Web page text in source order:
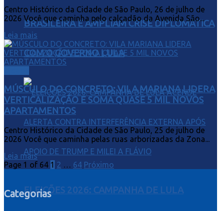
BRASILEIRA E AMPLIAM CRISE DIPLOMÁTICA
COM O GOVERNO LULA
ELEIÇÕES 2026: CAMPANHA DE LULA
Centro Histórico da Cidade de São Paulo, 26 de julho de
2026 Você que caminha pelo calçadão da Avenida São...
Leia mais
MÚSCULO DO CONCRETO: VILA MARIANA LIDERA
VERTICALIZAÇÃO E SOMA QUASE 5 MIL NOVOS
APARTAMENTOS
Centro Histórico da Cidade de São Paulo, 25 de julho de
2026 Você que caminha pelas ruas arborizadas da Zona...
Leia mais
Page 1 of 64 1 2 … 64 Próximo
Categorias